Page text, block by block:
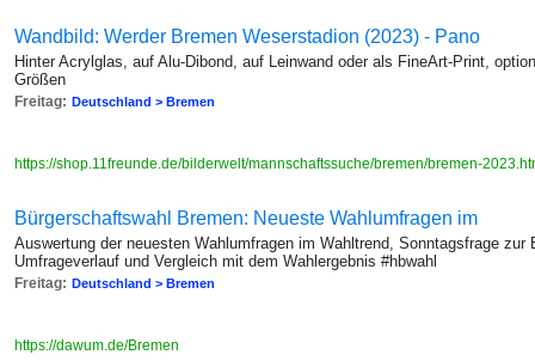
Wandbild: Werder Bremen Weserstadion (2023) - Pano
Hinter Acrylglas, auf Alu-Dibond, auf Leinwand oder als FineArt-Print,
Größen
Freitag: Deutschland > Bremen
https://shop.11freunde.de/bilderwelt/mannschaftssuche/bremen/bremen-
Bürgerschaftswahl Bremen: Neueste Wahlumfragen im
Auswertung der neuesten Wahlumfragen im Wahltrend, Sonntagsfrage
Umfrageverlauf und Vergleich mit dem Wahlergebnis #hbwahl
Freitag: Deutschland > Bremen
https://dawum.de/Bremen